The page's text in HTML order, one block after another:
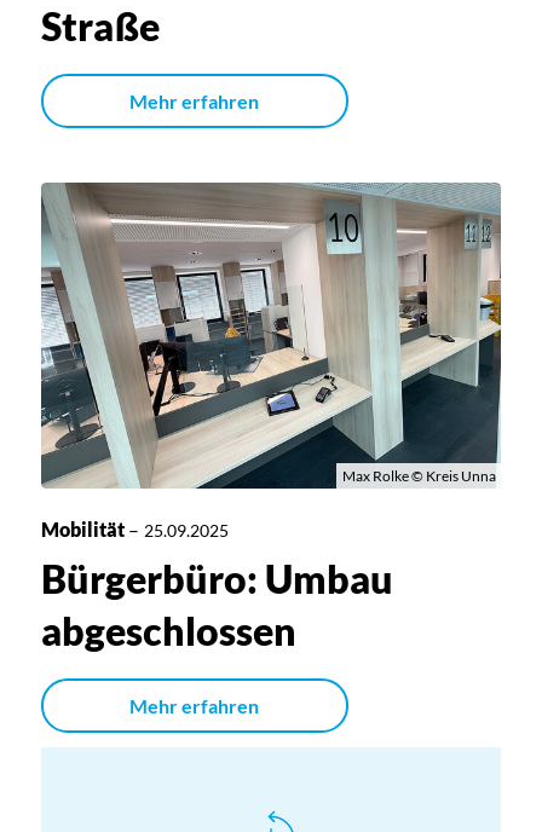
Straße
Mehr erfahren
Max Rolke © Kreis Unna
Mobilität– 25.09.2025
Bürgerbüro: Umbau
abgeschlossen
Mehr erfahren